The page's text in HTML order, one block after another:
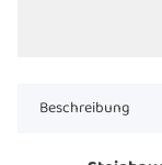
Beschreibung